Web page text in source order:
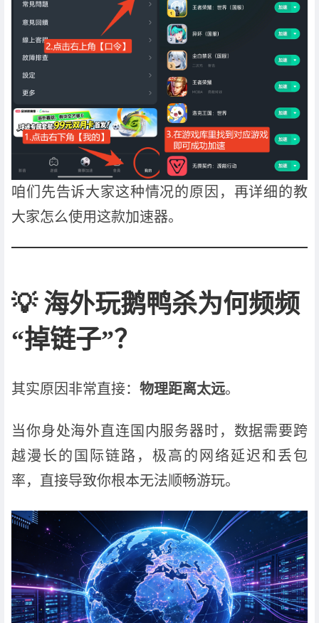
咱们先告诉大家这种情况的原因，再详细的教
大家怎么使用这款加速器。
💡 海外玩鹅鸭杀为何频频
“掉链子”？
其实原因非常直接： 物理距离太远。
当你身处海外直连国内服务器时，数据需要跨
越漫长的国际链路，极高的网络延迟和丢包
率，直接导致你根本无法顺畅游玩。